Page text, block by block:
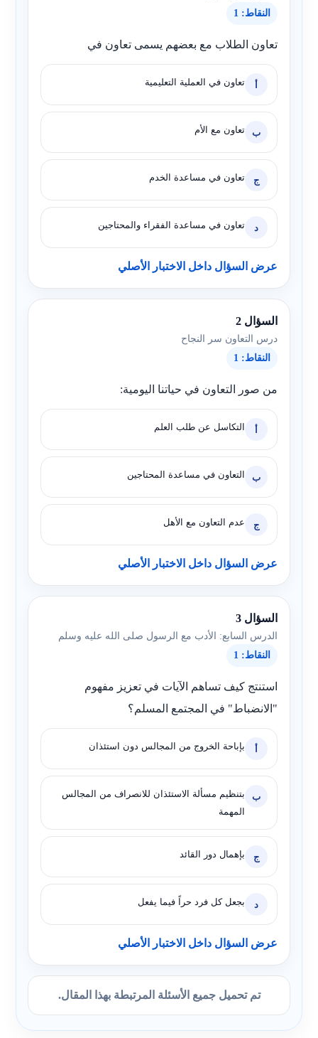
النقاط: 1
تعاون الطلاب مع بعضهم يسمى تعاون في
أ تعاون في العملية التعليمية
ب تعاون مع الأم
ج تعاون في مساعدة الخدم
د تعاون في مساعدة الفقراء والمحتاجين
عرض السؤال داخل الاختبار الأصلي
السؤال 2
درس التعاون سر النجاح
النقاط: 1
من صور التعاون في حياتنا اليومية:
أ التكاسل عن طلب العلم
ب التعاون في مساعدة المحتاجين
ج عدم التعاون مع الأهل
عرض السؤال داخل الاختبار الأصلي
السؤال 3
الدرس السابع: الأدب مع الرسول صلى الله عليه وسلم
النقاط: 1
استنتج كيف تساهم الآيات في تعزيز مفهوم
"الانضباط" في المجتمع المسلم؟
أ بإباحة الخروج من المجالس دون استئذان
ب
بتنظيم مسألة الاستئذان للانصراف من المجالس
المهمة
ج بإهمال دور القائد
د بجعل كل فرد حراً فيما يفعل
عرض السؤال داخل الاختبار الأصلي
تم تحميل جميع الأسئلة المرتبطة بهذا المقال.